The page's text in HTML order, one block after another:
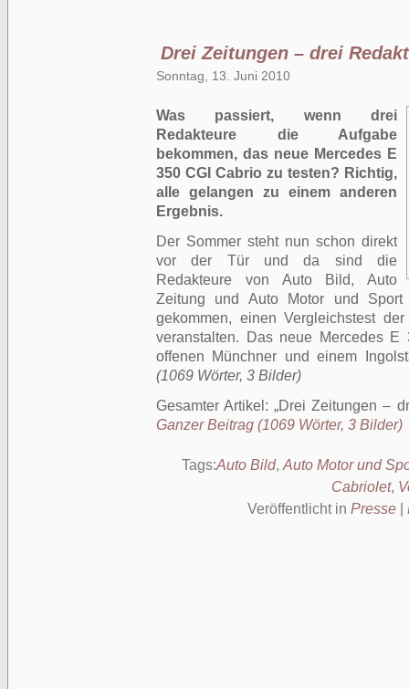
Drei Zeitungen – drei
Sonntag, 13. Juni 2010
Was passiert, wenn drei
Redakteure die Aufgabe
bekommen, das neue Mercedes E
350 CGI Cabrio zu testen? Richtig,
alle gelangen zu einem anderen
Ergebnis.
Der Sommer steht nun schon direkt
vor der Tür und da sind die
Redakteure von Auto Bild, Auto
Zeitung und Auto Motor und
gekommen, einen Vergleichstest
veranstalten. Das neue Mercedes
offenen Münchner und einem
(1069 Wörter, 3 Bilder)
Gesamter Artikel: Drei Zeitungen –
Ganzer Beitrag (1069 Wörter, 3 Bilder)
Tags:Auto Bild, Auto Motor und
Cabriolet,
Veröffentlicht in Presse|